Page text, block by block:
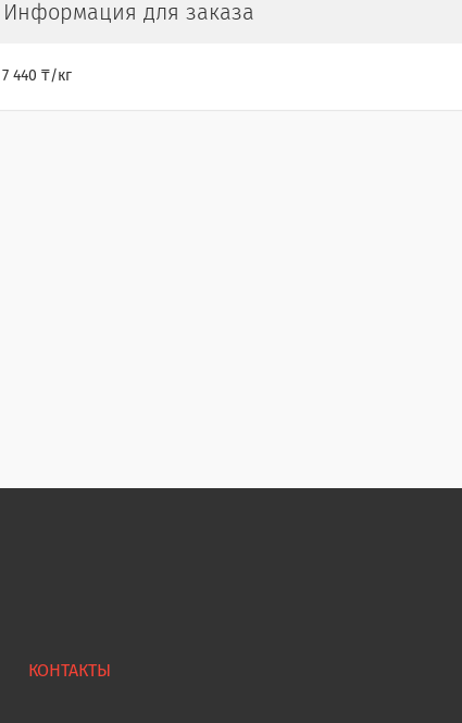
Информация для заказа
7 440 ₸/кг